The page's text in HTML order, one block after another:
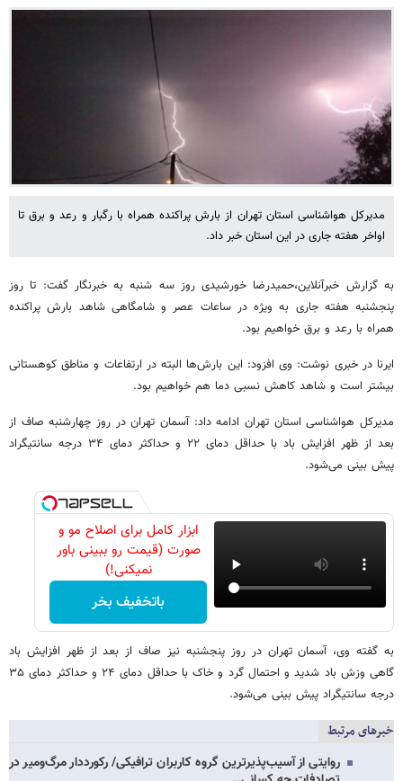
مدیرکل هواشناسی استان تهران از بارش پراکنده همراه با رگبار و رعد و برق تا
اواخر هفته جاری در این استان خبر داد.
به گزارش خبرآنلاین،حمیدرضا خورشیدی روز سه شنبه به خبرنگار گفت: تا روز
پنجشنبه هفته جاری به ویژه در ساعات عصر و شامگاهی شاهد بارش پراکنده
همراه با رعد و برق خواهیم بود.
ایرنا در خبری نوشت: وی افزود: این بارش‌ها البته در ارتفاعات و مناطق کوهستانی
بیشتر است و شاهد کاهش نسبی دما هم خواهیم بود.
مدیرکل هواشناسی استان تهران ادامه داد: آسمان تهران در روز چهارشنبه صاف از
بعد از ظهر افزایش باد با حداقل دمای ۲۲ و حداکثر دمای ۳۴ درجه سانتیگراد
پیش بینی می‌شود.
ابزار کامل برای اصلاح مو و
صورت (قیمت رو ببینی باور
نمیکنی!)
باتخفیف بخر
به گفته وی، آسمان تهران در روز پنجشنبه نیز صاف از بعد از ظهر افزایش باد
گاهی وزش باد شدید و احتمال گرد و خاک با حداقل دمای ۲۴ و حداکثر دمای ۳۵
درجه سانتیگراد پیش بینی می‌شود.
خبرهای مرتبط
روایتی از آسیب‌پذیرترین گروه کاربران ترافیکی/ رکورددار مرگ‌ومیر در